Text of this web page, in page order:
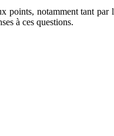
points, notamment tant
à ces questions.